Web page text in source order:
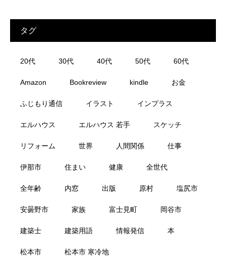
タグ
20代 30代 40代 50代 60代
Amazon Bookreview kindle お金
ふじもり通信 イラスト インプラス
エルハウス エルハウス 若手 スケッチ
リフォーム 世界 人間関係 仕事
伊那市 住まい 健康 全世代
全年齢 内窓 出版 原村 塩尻市
安曇野市 家族 富士見町 岡谷市
建築士 建築用語 情報発信 本
松本市 松本市 寒冷地